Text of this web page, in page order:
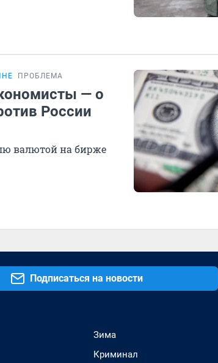
ПРОБЛЕМА
— о
России
валютой на бирже
Подписаться на новости
Зима
Криминал